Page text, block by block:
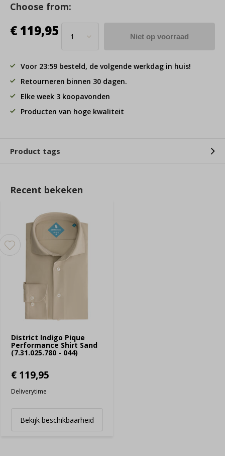
Choose from:
€ 119,95 Niet op voorraad
Voor 23:59 besteld, de volgende werkdag in huis!
Retourneren binnen 30 dagen.
Elke week 3 koopavonden
Producten van hoge kwaliteit
Product tags
Recent bekeken
District Indigo Pique
Performance Shirt Sand
(7.31.025.780 - 044)
€ 119,95
Deliverytime
Bekijk beschikbaarheid